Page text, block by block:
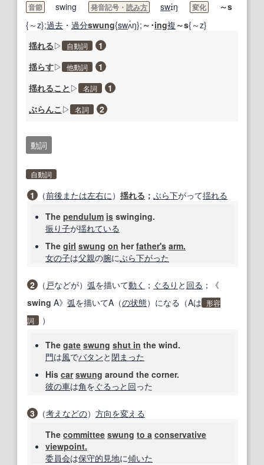
音節 swing 発音記号・ 読み方 swɪ́ŋ 変化
～s
{～z};過去 ・ 過分swung{swʌ́ŋ}; ～･ing複 ～s{～z}
揺れる▷ 自動詞
1
揺らす▷ 他動詞
1
揺れること ▷ 名詞
1
ぶらんこ ▷ 名詞 2
動詞
自動詞
1 （前後または左右に） 揺れる ； ぶら下がって揺れる
The pendulum is swinging.
振り子が揺れている
The girl swung on herfather's arm.
女の子は父親の腕にぶら下がった
2 （ 戸などが） 弧を描いて動く ； ぐるり と 回る ；《
swing A》 弧を描いてA（の状態）になる（Aは 形容
詞
）
The gate swung shut in the wind.
門は風でバタンと閉まった
His car swung around the corner.
彼の車は角を ぐるっと 回った
3 （考え などの） 方向を変える
The committee swung to a conservative
viewpoint.
委員会は保守的 見地に傾いた